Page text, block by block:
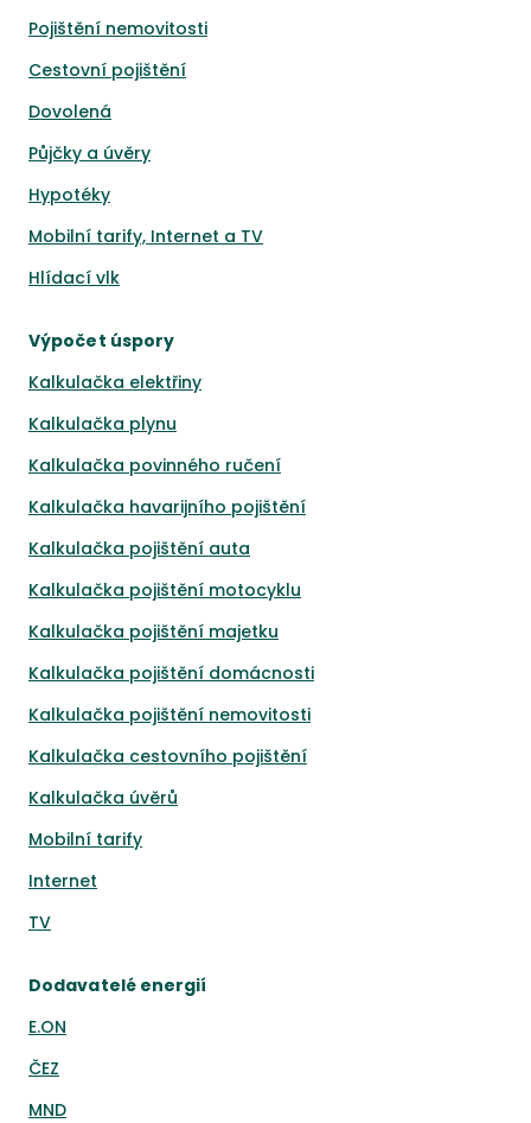
Pojištění nemovitosti
Cestovní pojištění
Dovolená
Půjčky a úvěry
Hypotéky
Mobilní tarify, Internet a TV
Hlídací vlk
Výpočet úspory
Kalkulačka elektřiny
Kalkulačka plynu
Kalkulačka povinného ručení
Kalkulačka havarijního pojištění
Kalkulačka pojištění auta
Kalkulačka pojištění motocyklu
Kalkulačka pojištění majetku
Kalkulačka pojištění domácnosti
Kalkulačka pojištění nemovitosti
Kalkulačka cestovního pojištění
Kalkulačka úvěrů
Mobilní tarify
Internet
TV
Dodavatelé energií
E.ON
ČEZ
MND